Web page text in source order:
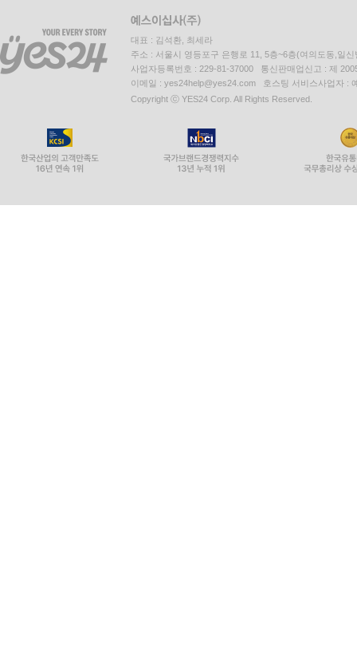
대표 : 김석환, 최세라
주소 : 서울시 영등포구 은행로 11, 5층~6층(여의도동,일신
사업자등록번호 : 229-81-37000 통신판매업신고 : 제
이메일 : yes24help@yes24.com 호스팅 서비스사업자 :
Copyright ⓒ YES24 Corp. All Rights Reserved.